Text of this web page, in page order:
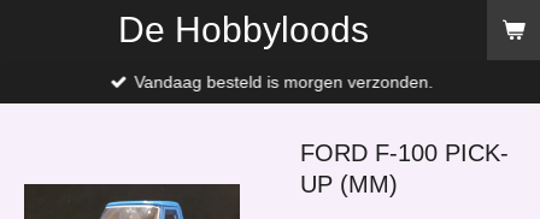
de
De Hobbyloods
Vandaag besteld is morgen verzonden.
FORD F-100 PICK-
UP (MM)